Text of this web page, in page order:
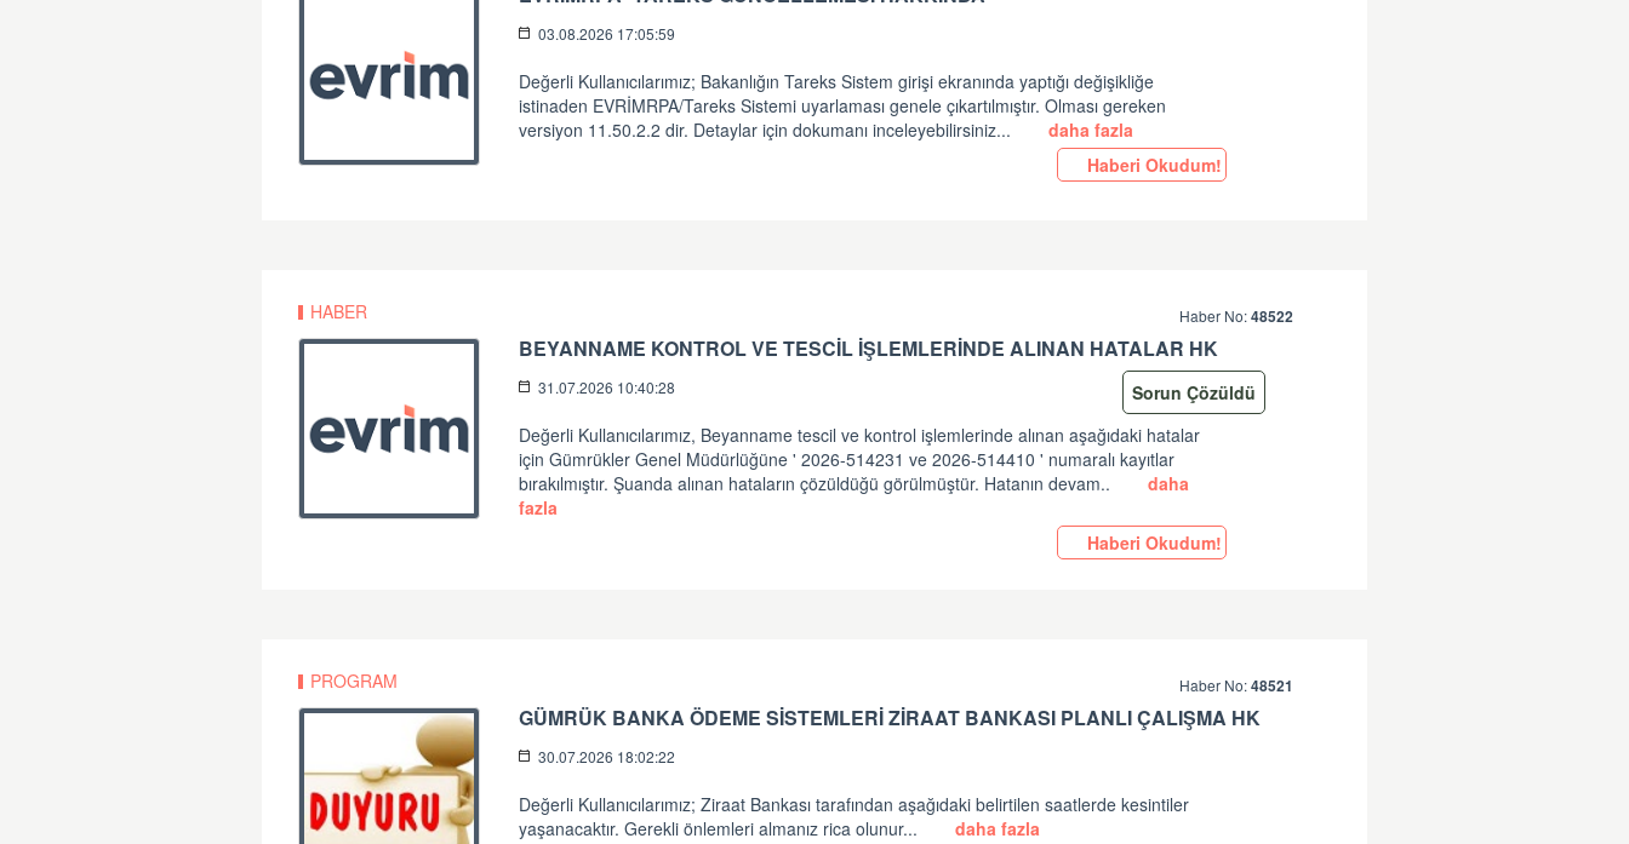
03.08.2026 17:05:59
Değerli Kullanıcılarımız; Bakanlığın Tareks Sistem girişi ekranında yaptığı değişikliğe
istinaden EVRİMRPA/Tareks Sistemi uyarlaması genele çıkartılmıştır. Olması gereken
versiyon 11.50.2.2 dir. Detaylar için dokumanı inceleyebilirsiniz...
daha fazla
Haberi Okudum!
HABER Haber No:48522
BEYANNAME KONTROL VE TESCİL İŞLEMLERİNDE ALINAN HATALAR HK
31.07.2026 10:40:28
Sorun Çözüldü
Değerli Kullanıcılarımız, Beyanname tescil ve kontrol işlemlerinde alınan aşağıdaki hatalar
için Gümrükler Genel Müdürlüğüne ' 2026-514231 ve 2026-514410 ' numaralı kayıtlar
bırakılmıştır. Şuanda alınan hataların çözüldüğü görülmüştür. Hatanın devam..
daha
fazla
Haberi Okudum!
PROGRAM Haber No:48521
GÜMRÜK BANKA ÖDEME SİSTEMLERİ ZİRAAT BANKASI PLANLI ÇALIŞMA HK
30.07.2026 18:02:22
Değerli Kullanıcılarımız; Ziraat Bankası tarafından aşağıdaki belirtilen saatlerde kesintiler
yaşanacaktır. Gerekli önlemleri almanız rica olunur...
daha fazla